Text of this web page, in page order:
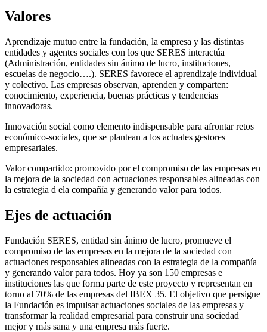
Valores
Aprendizaje mutuo entre la fundación, la empresa y las distintas
entidades y agentes sociales con los que SERES interactúa
(Administración, entidades sin ánimo de lucro, instituciones,
escuelas de negocio….). SERES favorece el aprendizaje individual
y colectivo. Las empresas observan, aprenden y comparten:
conocimiento, experiencia, buenas prácticas y tendencias
innovadoras.
Innovación social como elemento indispensable para afrontar retos
económico-sociales, que se plantean a los actuales gestores
empresariales.
Valor compartido: promovido por el compromiso de las empresas en
la mejora de la sociedad con actuaciones responsables alineadas con
la estrategia d ela compañía y generando valor para todos.
Ejes de actuación
Fundación SERES, entidad sin ánimo de lucro, promueve el
compromiso de las empresas en la mejora de la sociedad con
actuaciones responsables alineadas con la estrategia de la compañía
y generando valor para todos. Hoy ya son 150 empresas e
instituciones las que forma parte de este proyecto y representan en
torno al 70% de las empresas del IBEX 35. El objetivo que persigue
la Fundación es impulsar actuaciones sociales de las empresas y
transformar la realidad empresarial para construir una sociedad
mejor y más sana y una empresa más fuerte.